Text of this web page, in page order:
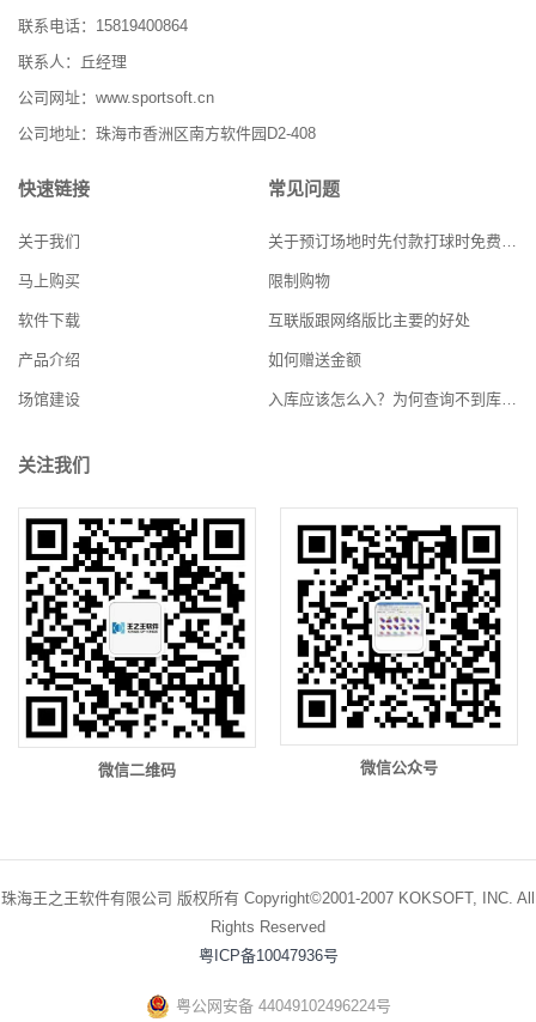
联系电话：15819400864
联系人：丘经理
公司网址：www.sportsoft.cn
公司地址：珠海市香洲区南方软件园D2-408
快速链接
关于我们
马上购买
软件下载
产品介绍
场馆建设
常见问题
关于预订场地时先付款打球时免费的功能实现
限制购物
互联版跟网络版比主要的好处
如何赠送金额
入库应该怎么入？为何查询不到库存？
关注我们
微信二维码 微信公众号
珠海王之王软件有限公司 版权所有 Copyright©2001-2007 KOKSOFT, INC. All
Rights Reserved
粤ICP备10047936号
粤公网安备 44049102496224号